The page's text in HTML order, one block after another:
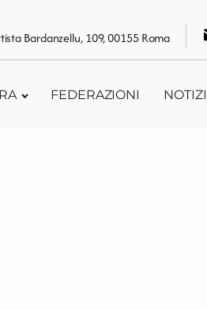
Bardanzellu, 109, 00155 Roma
FEDERAZIONI